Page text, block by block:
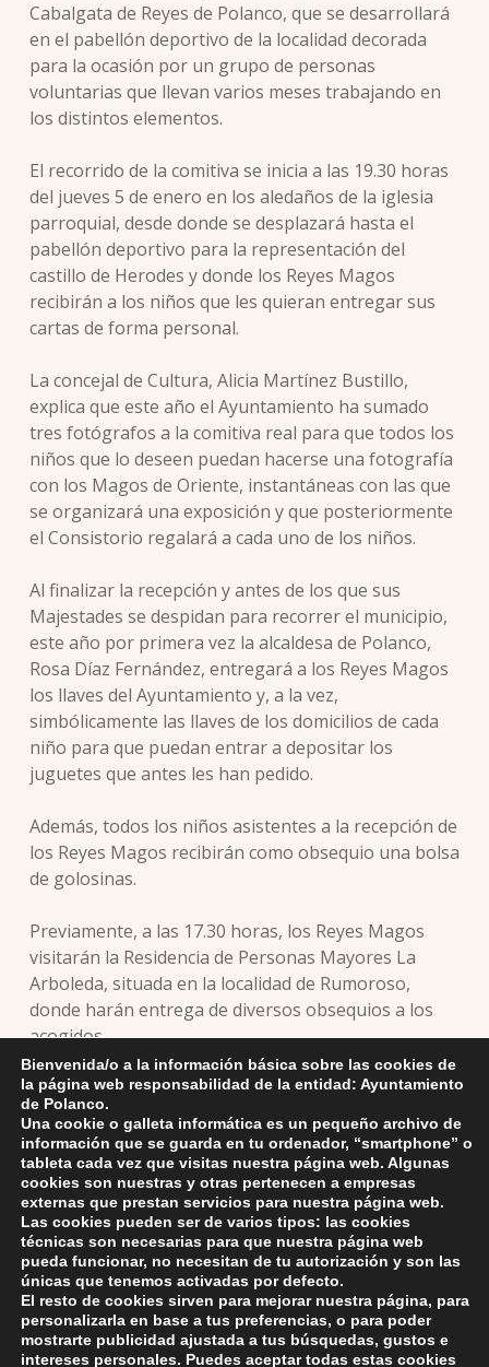
Cabalgata de Reyes de Polanco, que se desarrollará
en el pabellón deportivo de la localidad decorada
para la ocasión por un grupo de personas
voluntarias que llevan varios meses trabajando en
los distintos elementos.
El recorrido de la comitiva se inicia a las 19.30 horas
del jueves 5 de enero en los aledaños de la iglesia
parroquial, desde donde se desplazará hasta el
pabellón deportivo para la representación del
castillo de Herodes y donde los Reyes Magos
recibirán a los niños que les quieran entregar sus
cartas de forma personal.
La concejal de Cultura, Alicia Martínez Bustillo,
explica que este año el Ayuntamiento ha sumado
tres fotógrafos a la comitiva real para que todos los
niños que lo deseen puedan hacerse una fotografía
con los Magos de Oriente, instantáneas con las que
se organizará una exposición y que posteriormente
el Consistorio regalará a cada uno de los niños.
Al finalizar la recepción y antes de los que sus
Majestades se despidan para recorrer el municipio,
este año por primera vez la alcaldesa de Polanco,
Rosa Díaz Fernández, entregará a los Reyes Magos
los llaves del Ayuntamiento y, a la vez,
simbólicamente las llaves de los domicilios de cada
niño para que puedan entrar a depositar los
juguetes que antes les han pedido.
Además, todos los niños asistentes a la recepción de
los Reyes Magos recibirán como obsequio una bolsa
de golosinas.
Previamente, a las 17.30 horas, los Reyes Magos
visitarán la Residencia de Personas Mayores La
Arboleda, situada en la localidad de Rumoroso,
donde harán entrega de diversos obsequios a los
acogidos.
Alicia Martínez Bustillo resalta el trabajo realizado
por el grupo de voluntarios, en su mayor parte
mujeres, que durante los últimos meses ha
confeccionado los decorados y también los trajes
que lucirán los Magos y también sus pajes y
acompañantes.
Skip back to main navigation
Bienvenida/o a la información básica sobre las cookies de
la página web responsabilidad de la entidad: Ayuntamiento
de Polanco.
Una cookie o galleta informática es un pequeño archivo de
información que se guarda en tu ordenador, “smartphone” o
tableta cada vez que visitas nuestra página web. Algunas
cookies son nuestras y otras pertenecen a empresas
externas que prestan servicios para nuestra página web.
Las cookies pueden ser de varios tipos: las cookies
técnicas son necesarias para que nuestra página web
pueda funcionar, no necesitan de tu autorización y son las
únicas que tenemos activadas por defecto.
El resto de cookies sirven para mejorar nuestra página, para
personalizarla en base a tus preferencias, o para poder
mostrarte publicidad ajustada a tus búsquedas, gustos e
intereses personales. Puedes aceptar todas estas cookies